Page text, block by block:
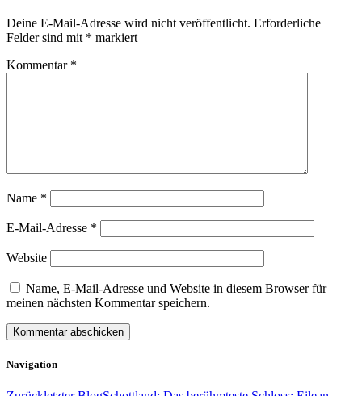
Deine E-Mail-Adresse wird nicht veröffentlicht. Erforderliche
Felder sind mit * markiert
Kommentar *
Name *
E-Mail-Adresse *
Website
Name, E-Mail-Adresse und Website in diesem Browser für
meinen nächsten Kommentar speichern.
Navigation